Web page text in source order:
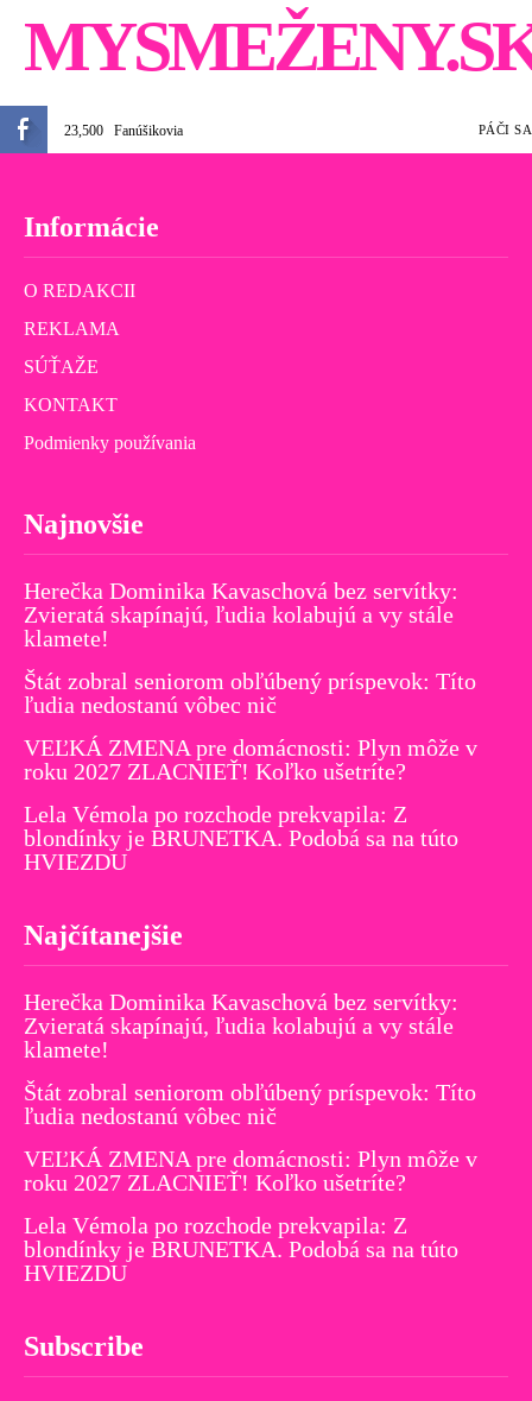
23,500 Fanúšikovia PÁČI SA
Informácie
O REDAKCII
REKLAMA
SÚŤAŽE
KONTAKT
Podmienky používania
Najnovšie
Herečka Dominika Kavaschová bez servítky:
Zvieratá skapínajú, ľudia kolabujú a vy stále
klamete!
Štát zobral seniorom obľúbený príspevok: Títo
ľudia nedostanú vôbec nič
VEĽKÁ ZMENA pre domácnosti: Plyn môže v
roku 2027 ZLACNIEŤ! Koľko ušetríte?
Lela Vémola po rozchode prekvapila: Z
blondínky je BRUNETKA. Podobá sa na túto
HVIEZDU
Najčítanejšie
Herečka Dominika Kavaschová bez servítky:
Zvieratá skapínajú, ľudia kolabujú a vy stále
klamete!
Štát zobral seniorom obľúbený príspevok: Títo
ľudia nedostanú vôbec nič
VEĽKÁ ZMENA pre domácnosti: Plyn môže v
roku 2027 ZLACNIEŤ! Koľko ušetríte?
Lela Vémola po rozchode prekvapila: Z
blondínky je BRUNETKA. Podobá sa na túto
HVIEZDU
Subscribe